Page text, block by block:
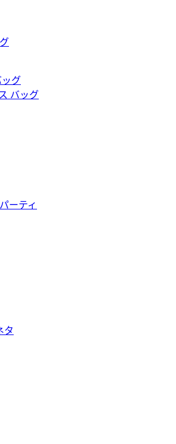
ッグ
バッグ
ーティ
タ